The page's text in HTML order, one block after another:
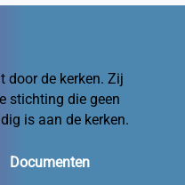
door de kerken. Zij
stichting die geen
is aan de kerken.
Documenten